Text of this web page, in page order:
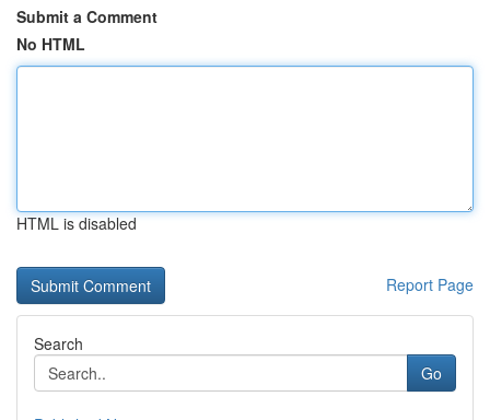
Submit a Comment
No HTML
HTML is disabled
Report Page
Search
Go